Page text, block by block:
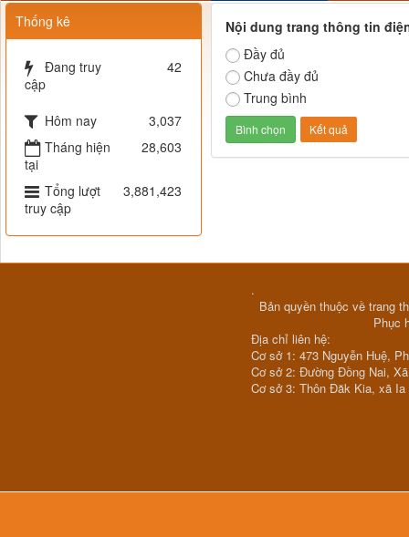
Nội dung trang thông tin
Đầy đủ
Chưa đầy đủ
Trung bình
Thống kê
Đang truy
cập
42
Hôm nay
3,037
Tháng hiện
tại
28,603
Tổng lượt
truy cập
3,881,423
.
Bản quyền thuộc về trang
Phục
Địa chỉ liên hệ:
Cơ sở 1: 473 Nguyễn Huệ,
Cơ sở 2: Đường Đồng Nai,
Cơ sở 3: Thôn Đăk Kia, xã Ia